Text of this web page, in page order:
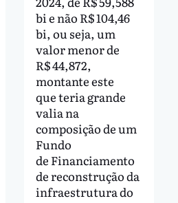
bi e não R$ 104,46
bi, ou seja, um
valor menor de
R$ 44,872,
montante este
que teria grande
valia na
composição de um
Fundo
de Financiamento
de reconstrução da
infraestrutura do